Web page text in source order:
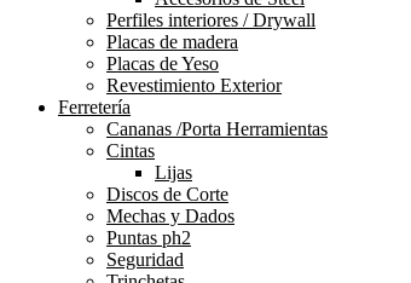
Perfiles interiores / Drywall
Placas de madera
Placas de Yeso
Revestimiento Exterior
Ferretería
Cananas /Porta Herramientas
Cintas
Lijas
Discos de Corte
Mechas y Dados
Puntas ph2
Seguridad